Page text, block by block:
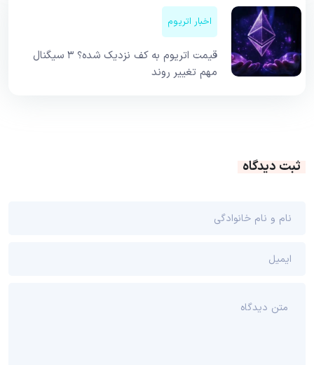
اخبار اتریوم
قیمت اتریوم به کف نزدیک شده؟ ۳ سیگنال
مهم تغییر روند
ثبت دیدگاه